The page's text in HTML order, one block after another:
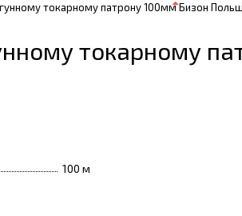
токарному патрону 100мм Бизон
токарному
100 м